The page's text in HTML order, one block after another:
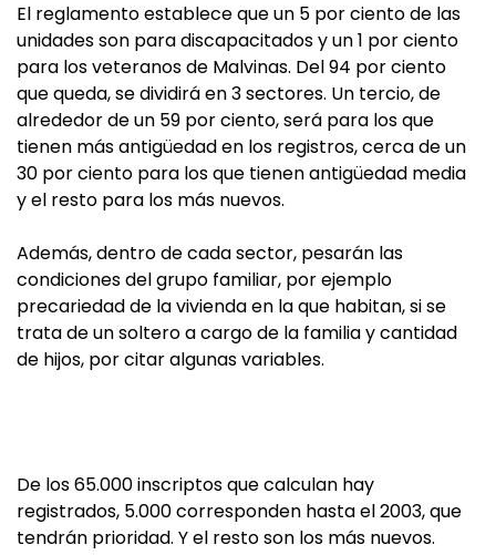
El reglamento establece que un 5 por ciento de las
unidades son para discapacitados y un 1 por ciento
para los veteranos de Malvinas. Del 94 por ciento
que queda, se dividirá en 3 sectores. Un tercio, de
alrededor de un 59 por ciento, será para los que
tienen más antigüedad en los registros, cerca de un
30 por ciento para los que tienen antigüedad media
y el resto para los más nuevos.
Además, dentro de cada sector, pesarán las
condiciones del grupo familiar, por ejemplo
precariedad de la vivienda en la que habitan, si se
trata de un soltero a cargo de la familia y cantidad
de hijos, por citar algunas variables.
De los 65.000 inscriptos que calculan hay
registrados, 5.000 corresponden hasta el 2003, que
tendrán prioridad. Y el resto son los más nuevos.